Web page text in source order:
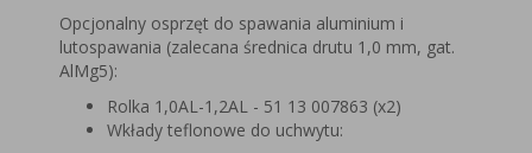
Opcjonalny osprzęt do spawania aluminium i
lutospawania (zalecana średnica drutu 1,0 mm, gat.
AlMg5):
Rolka 1,0AL-1,2AL - 51 13 007863 (x2)
Wkłady teflonowe do uchwytu: